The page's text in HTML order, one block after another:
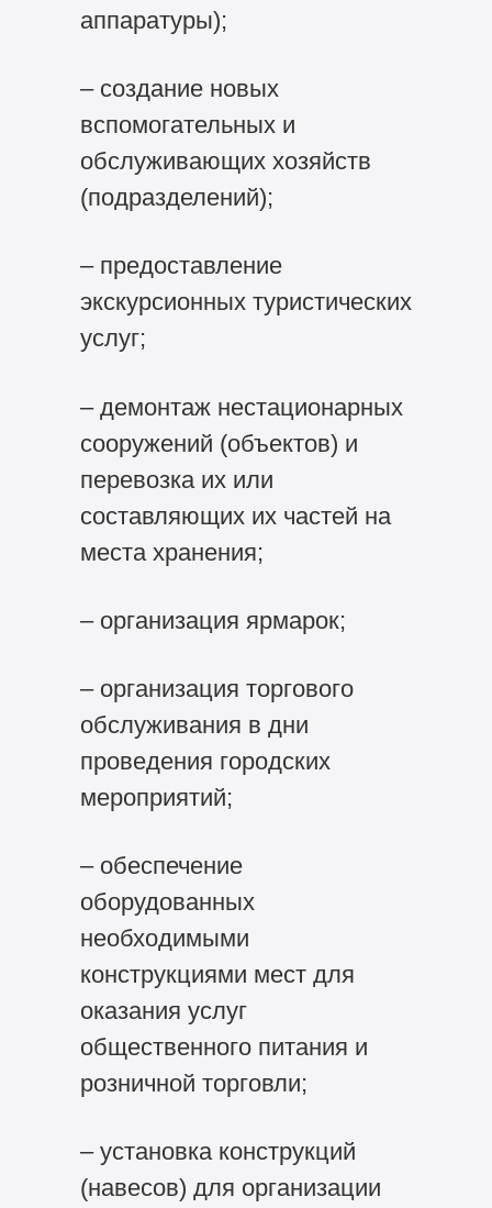
аппаратуры);
– создание новых
вспомогательных и
обслуживающих хозяйств
(подразделений);
– предоставление
экскурсионных туристических
услуг;
– демонтаж нестационарных
сооружений (объектов) и
перевозка их или
составляющих их частей на
места хранения;
– организация ярмарок;
– организация торгового
обслуживания в дни
проведения городских
мероприятий;
– обеспечение
оборудованных
необходимыми
конструкциями мест для
оказания услуг
общественного питания и
розничной торговли;
– установка конструкций
(навесов) для организации